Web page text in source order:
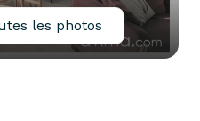
les photos